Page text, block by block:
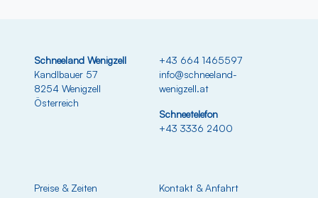
Schneeland Wenigzell
Kandlbauer 57
8254 Wenigzell
Österreich
+43 664 1465597
info@schneeland-
wenigzell.at
Schneetelefon
+43 3336 2400
Preise & Zeiten Kontakt & Anfahrt